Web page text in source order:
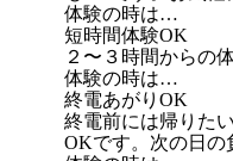
体験の時は…
短時間体験OK
２〜３時間からの
体験の時は…
終電あがりOK
終電前には帰りた
OKです。次の日の